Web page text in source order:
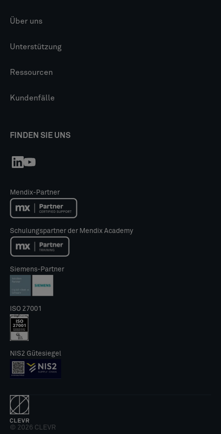
Über uns
Unterstützung
Ressourcen
Kundenfälle
FINDEN SIE UNS
Mendix-Partner
Schulungspartner der Mendix Academy
Siemens-Partner
ISO 27001
NIS2 Gütesiegel
© 2026 CLEVR